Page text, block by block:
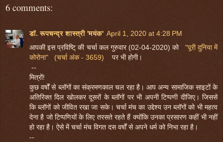
6 comments:
डॉ. रूपचन्द्र शास्त्री 'मयंक' April 1, 2020 at 4:28 PM
आपकी इस प्रविष्टि् की चर्चा कल गुरुवार (02-04-2020) को
"पूरी दुनिया में
कोरोना" (चर्चा अंक - 3659)
पर भी होगी।
--
मित्रों!
कुछ वर्षों से ब्लॉगों का संक्रमणकाल चल रहा है। आप अन्य सामाजिक साइटों के
अतिरिक्त दिल खोलकर दूसरों के ब्लॉगों पर भी अपनी टिप्पणी दीजिए। जिससे
कि ब्लॉगों को जीवित रखा जा सके। चर्चा मंच का उद्देश्य उन ब्लॉगों को भी महत्व
देना है जो टिप्पणियों के लिए तरसते रहते हैं क्योंकि उनका प्रसारण कहीं भी नहीं
हो रहा है। ऐसे में चर्चा मंच विगत दस वर्षों से अपने धर्म को निभा रहा है।
--